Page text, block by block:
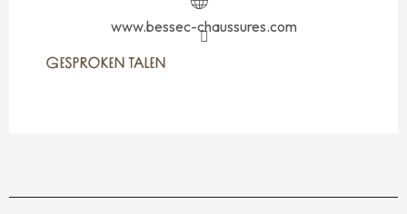
www.bessec-chaussures.com
GESPROKEN TALEN
GESPROKEN TALEN